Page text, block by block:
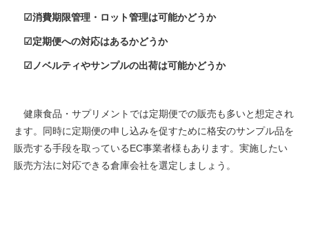
☑消費期限管理・ロット管理は可能かどうか
☑定期便への対応はあるかどうか
☑ノベルティやサンプルの出荷は可能かどうか
健康食品・サプリメントでは定期便での販売も多いと想定され
ます。同時に定期便の申し込みを促すために格安のサンプル品を
販売する手段を取っているEC事業者様もあります。実施したい
販売方法に対応できる倉庫会社を選定しましょう。